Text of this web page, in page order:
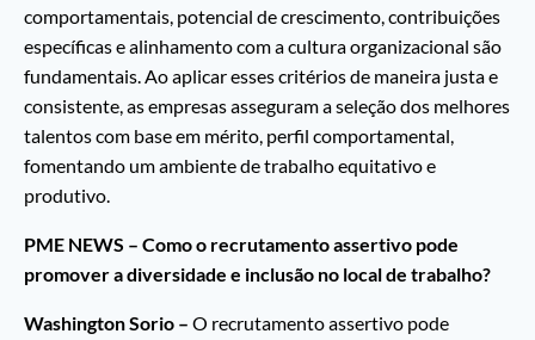
comportamentais, potencial de crescimento, contribuições
específicas e alinhamento com a cultura organizacional são
fundamentais. Ao aplicar esses critérios de maneira justa e
consistente, as empresas asseguram a seleção dos melhores
talentos com base em mérito, perfil comportamental,
fomentando um ambiente de trabalho equitativo e
produtivo.
PME NEWS – Como o recrutamento assertivo pode
promover a diversidade e inclusão no local de trabalho?
Washington Sorio – O recrutamento assertivo pode